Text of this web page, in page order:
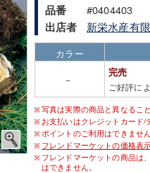
品番 #0404403
出店者 新栄水産有
カラー
－
完売
ご好評に
写真は実際の商品と異なるこ
お支払いはクレジットカード
ポイントのご利用はできませ
フレンドマーケットの価格表
フレンドマーケットの商品は
はできません。